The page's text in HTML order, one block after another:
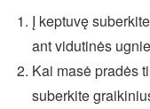
Į keptuvę
ant vidutinės
Kai masė pradės
suberkite